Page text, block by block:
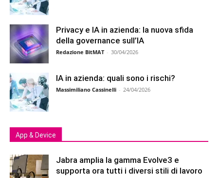
Privacy e IA in azienda: la nuova sfida
della governance sull’IA
Redazione BitMAT - 30/04/2026
IA in azienda: quali sono i rischi?
Massimiliano Cassinelli - 24/04/2026
App & Device
Jabra amplia la gamma Evolve3 e
supporta ora tutti i diversi stili di lavoro